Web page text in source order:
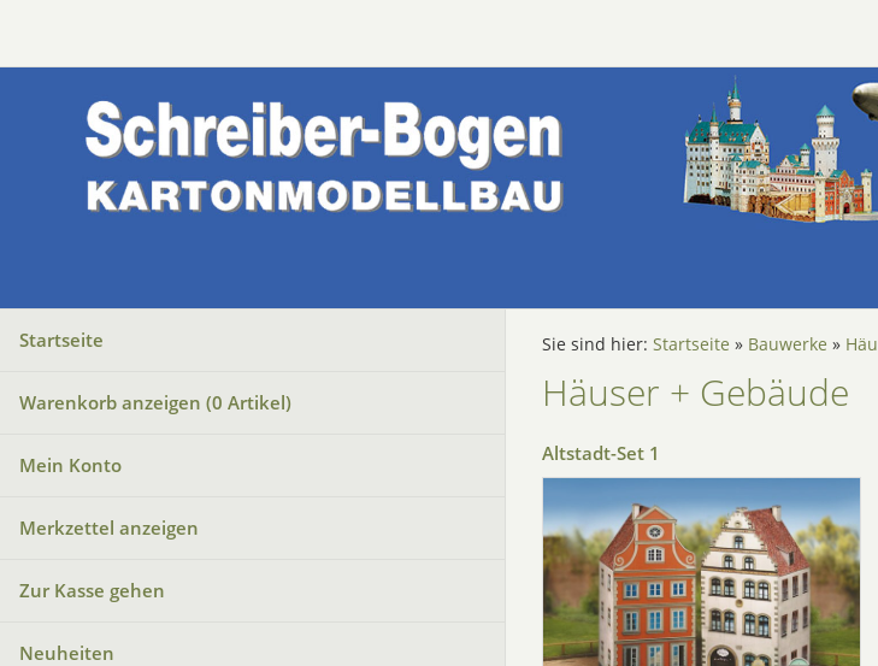
Startseite
Warenkorb anzeigen (0 Artikel)
Mein Konto
Merkzettel anzeigen
Zur Kasse gehen
Neuheiten
Sie sind hier: Startseite » Bauwerke »
Häuser + Gebäude
Altstadt-Set 1